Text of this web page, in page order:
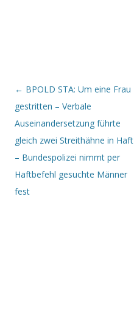
Beitrags-Navigation
← BPOLD STA: Um eine Frau
gestritten – Verbale
Auseinandersetzung führte
gleich zwei Streithähne in Haft
– Bundespolizei nimmt per
Haftbefehl gesuchte Männer
fest